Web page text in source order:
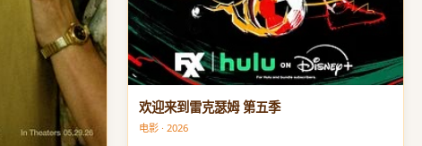
欢迎来到雷克瑟姆 第五季
电影 · 2026